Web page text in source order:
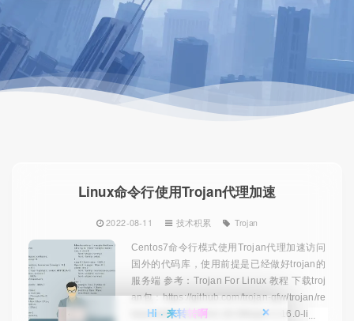
Linux命令行使用Trojan代理加速
2022-08-11 技术积累 Trojan
Centos7命令行模式使用Trojan代理加速访问
国外的代码库，使用前提是已经做好trojan的
服务端 参考：Trojan For Linux 教程 下载troj
an包：https://github.com/trojan-gfw/trojan/re
leases/download/v1.16.0/trojan-1.16.0-linux
Hi · 来转转啊 ❌